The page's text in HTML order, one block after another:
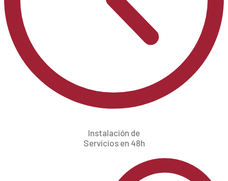
Instalación de
Servicios en 48h